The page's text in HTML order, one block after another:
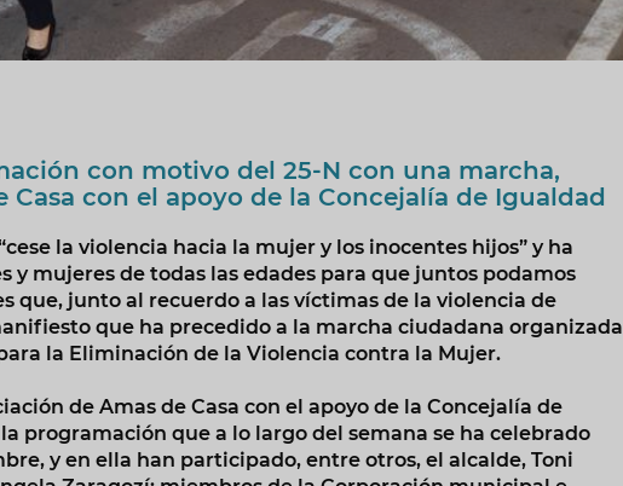
con motivo del 25-N con una marcha,
con el apoyo de la Concejalía de Igualdad
la violencia hacia la mujer y los inocentes hijos” y ha
y mujeres de todas las edades para que juntos podamos
que, junto al recuerdo a las víctimas de la violencia de
que ha precedido a la marcha ciudadana organizada
la Eliminación de la Violencia contra la Mujer.
de Amas de Casa con el apoyo de la Concejalía de
programación que a lo largo del semana se ha celebrado
y en ella han participado, entre otros, el alcalde, Toni